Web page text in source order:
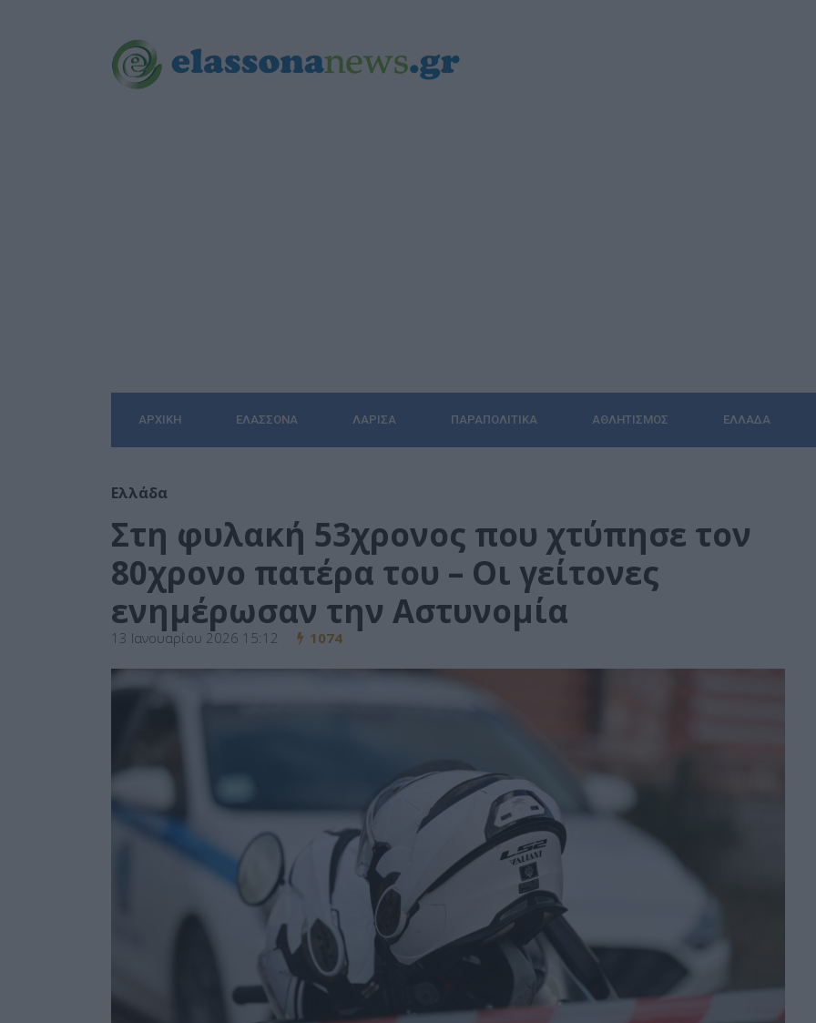
ΑΡΧΙΚΉ ΕΛΑΣΣΌΝΑ ΛΆΡΙΣΑ ΠΑΡΑΠΟΛΙΤΙΚΆ ΑΘΛΗΤΙΣΜΌΣ ΕΛΛΆΔΑ
Ελλάδα
Στη φυλακή 53χρονος που χτύπησε τον
80χρονο πατέρα του – Οι γείτονες
ενημέρωσαν την Αστυνομία
13 Ιανουαρίου 2026 15:12 1074